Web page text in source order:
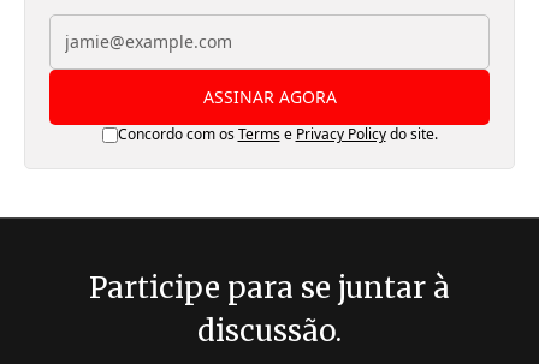
ASSINAR AGORA
Concordo com osTermse Privacy Policydo site.
Participe para se juntar à
discussão.